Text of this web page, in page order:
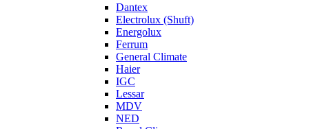
Dantex
Electrolux (Shuft)
Energolux
Ferrum
General Climate
Haier
IGC
Lessar
MDV
NED